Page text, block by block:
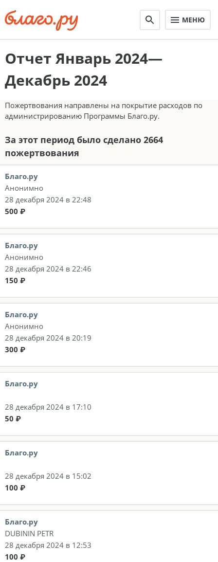
МЕНЮ
Отчет Январь 2024—
Декабрь 2024
Пожертвования направлены на покрытие расходов по
администрированию Программы Благо.ру.
За этот период было сделано 2664
пожертвования
Благо.ру
Анонимно
28 декабря 2024 в 22:48
500 ₽
Благо.ру
Анонимно
28 декабря 2024 в 22:46
150 ₽
Благо.ру
Анонимно
28 декабря 2024 в 20:19
300 ₽
Благо.ру
28 декабря 2024 в 17:10
50 ₽
Благо.ру
28 декабря 2024 в 15:02
100 ₽
Благо.ру
DUBININ PETR
28 декабря 2024 в 12:53
100 ₽